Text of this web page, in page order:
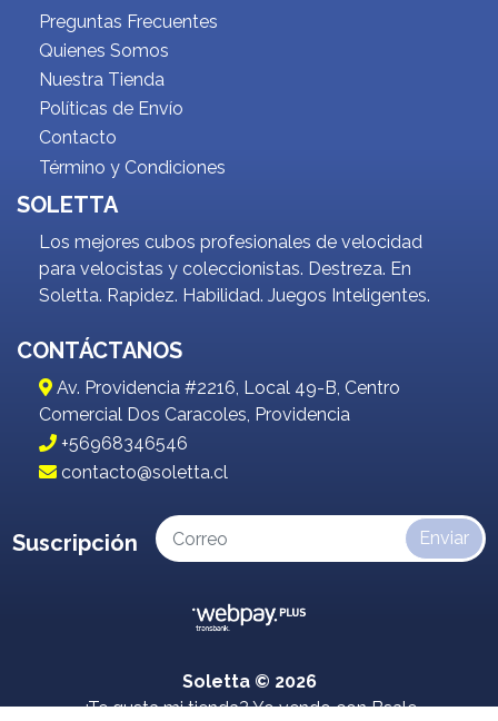
Preguntas Frecuentes
Quienes Somos
Nuestra Tienda
Políticas de Envío
Contacto
Término y Condiciones
SOLETTA
Los mejores cubos profesionales de velocidad
para velocistas y coleccionistas. Destreza. En
Soletta. Rapidez. Habilidad. Juegos Inteligentes.
CONTÁCTANOS
Av. Providencia #2216, Local 49-B, Centro
Comercial Dos Caracoles, Providencia
+56968346546
contacto@soletta.cl
Suscripción Enviar
Soletta © 2026
¿Te gusta mi tienda? Yo vendo conBsale